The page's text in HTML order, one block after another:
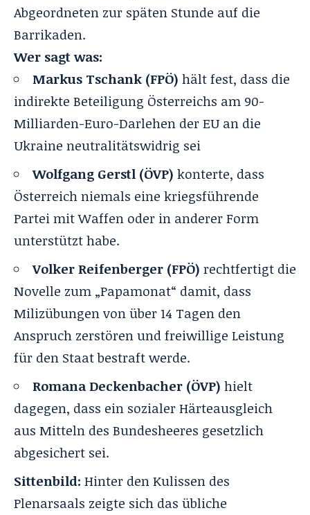
Abgeordneten zur späten Stunde auf die
Barrikaden.
Wer sagt was:
Markus Tschank (FPÖ) hält fest, dass die
indirekte Beteiligung Österreichs am 90-
Milliarden-Euro-Darlehen der EU an die
Ukraine neutralitätswidrig sei
Wolfgang Gerstl (ÖVP) konterte, dass
Österreich niemals eine kriegsführende
Partei mit Waffen oder in anderer Form
unterstützt habe.
Volker Reifenberger (FPÖ) rechtfertigt die
Novelle zum „Papamonat“ damit, dass
Milizübungen von über 14 Tagen den
Anspruch zerstören und freiwillige Leistung
für den Staat bestraft werde.
Romana Deckenbacher (ÖVP) hielt
dagegen, dass ein sozialer Härteausgleich
aus Mitteln des Bundesheeres gesetzlich
abgesichert sei.
Sittenbild: Hinter den Kulissen des
Plenarsaals zeigte sich das übliche